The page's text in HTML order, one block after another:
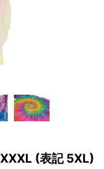
(表記 5XL)